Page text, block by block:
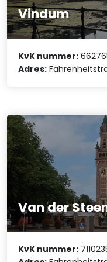
Vindum
KvK nummer:
Adres:
Van der
KvK nummer: